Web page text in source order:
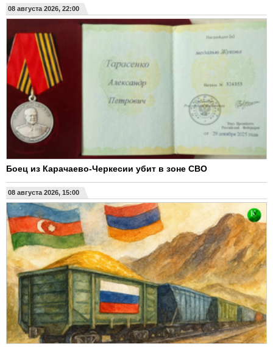
08 августа 2026, 22:00
Боец из Карачаево-Черкесии убит в зоне СВО
08 августа 2026, 15:00